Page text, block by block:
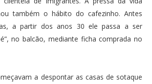
também o hábito do cafezinho. Antes
a partir dos anos 30 ele passa a ser
no balcão, mediante ficha comprada no
a despontar as casas de sotaque